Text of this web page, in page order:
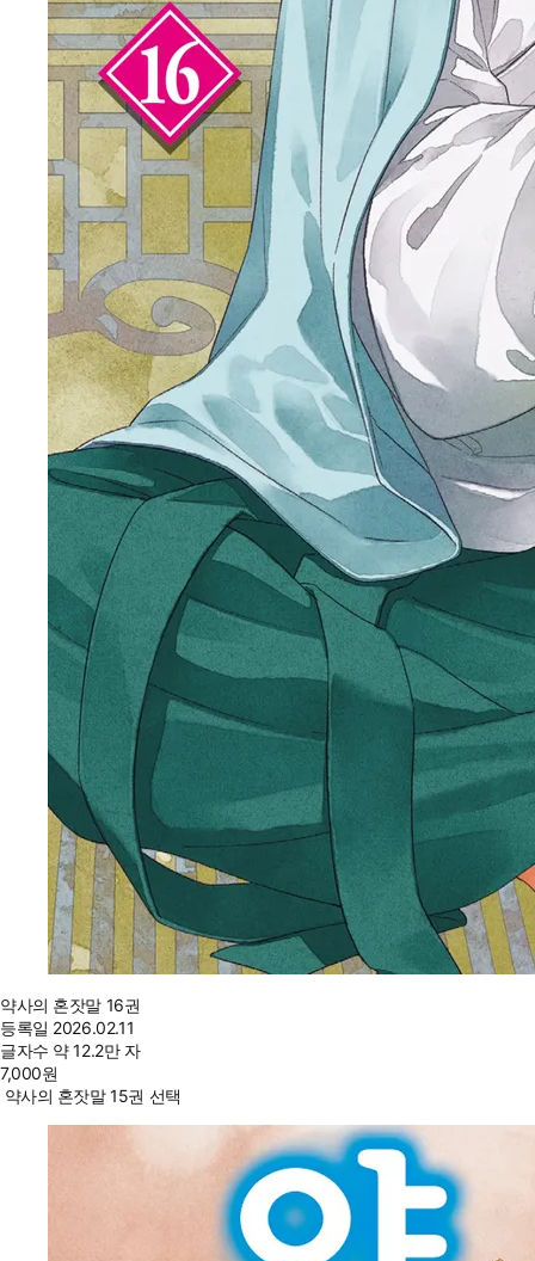
약사의 혼잣말 16권
등록일 2026.02.11
글자수 약 12.2만 자
7,000원
약사의 혼잣말 15권 선택